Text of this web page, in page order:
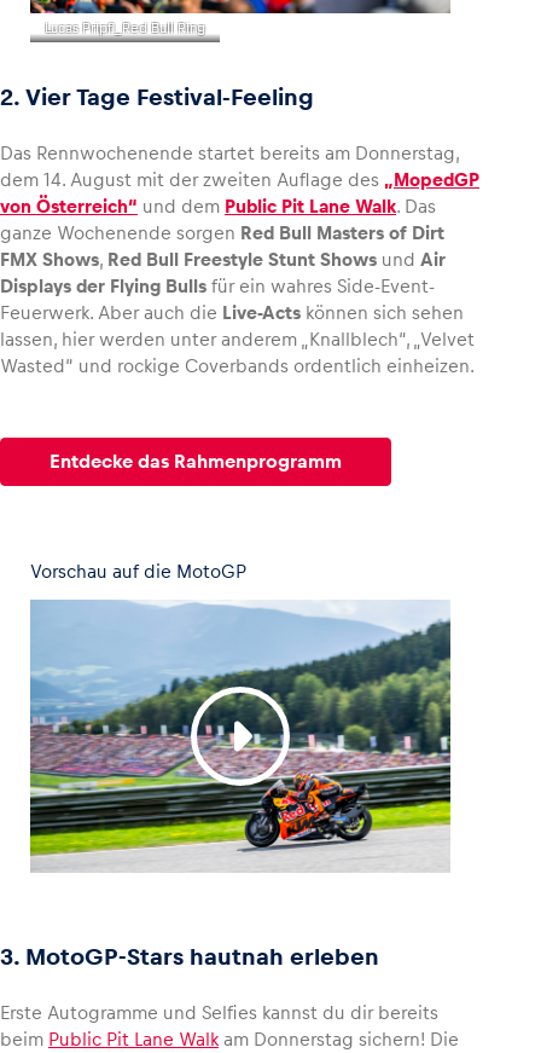
Lucas Pripfl_Red Bull Ring
2. Vier Tage Festival-Feeling
Das Rennwochenende startet bereits am Donnerstag,
dem 14. August mit der zweiten Auflage des „MopedGP
von Österreich“ und dem Public Pit Lane Walk. Das
ganze Wochenende sorgen Red Bull Masters of Dirt
FMX Shows, Red Bull Freestyle Stunt Shows und Air
Displays der Flying Bulls für ein wahres Side-Event-
Feuerwerk. Aber auch die Live-Acts können sich sehen
lassen, hier werden unter anderem „Knallblech“, „Velvet
Wasted“ und rockige Coverbands ordentlich einheizen.
Entdecke das Rahmenprogramm
Vorschau auf die MotoGP
3. MotoGP-Stars hautnah erleben
Erste Autogramme und Selfies kannst du dir bereits
beim Public Pit Lane Walk am Donnerstag sichern! Die